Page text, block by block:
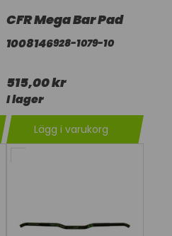
CFR Mega Bar Pad
1008146928-1079-10
515,00 kr
I lager
Lägg i varukorg